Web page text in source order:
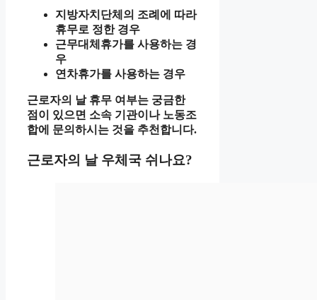
지방자치단체의 조례에 따라
휴무로 정한 경우
근무대체휴가를 사용하는 경
우
연차휴가를 사용하는 경우
근로자의 날 휴무 여부는 궁금한
점이 있으면 소속 기관이나 노동조
합에 문의하시는 것을 추천합니다.
근로자의 날 우체국 쉬나요?